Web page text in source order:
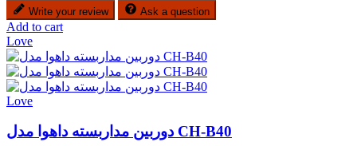
Write your review Ask a question
Add to cart
Love
Love
دوربین مداربسته داهوا مدل CH-B40